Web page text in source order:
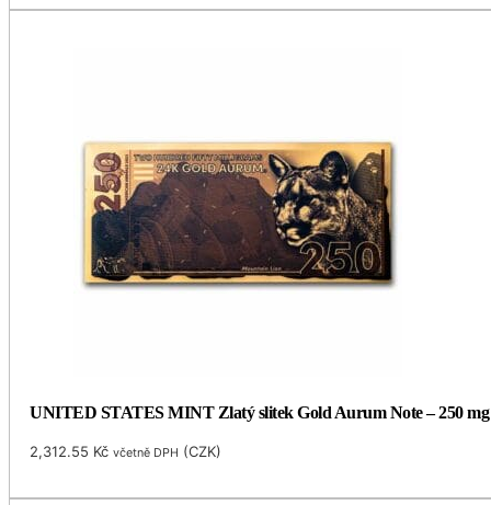
UNITED STATES MINT Zlatý slitek Gold Aurum Note – 250
2,312.55 Kč včetně DPH (CZK)